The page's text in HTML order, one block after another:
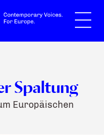
Spaltung
Europäischen